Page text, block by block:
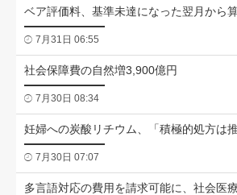
ベア評価料、基準未達になった翌月から
7月31日 06:55
社会保障費の自然増3,900億円
7月30日 08:34
妊婦への炭酸リチウム、「積極的処方は推
7月30日 07:07
多言語対応の費用を請求可能に、社会医